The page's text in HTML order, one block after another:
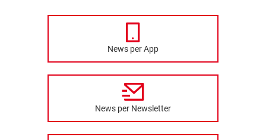
News per App
News per Newsletter